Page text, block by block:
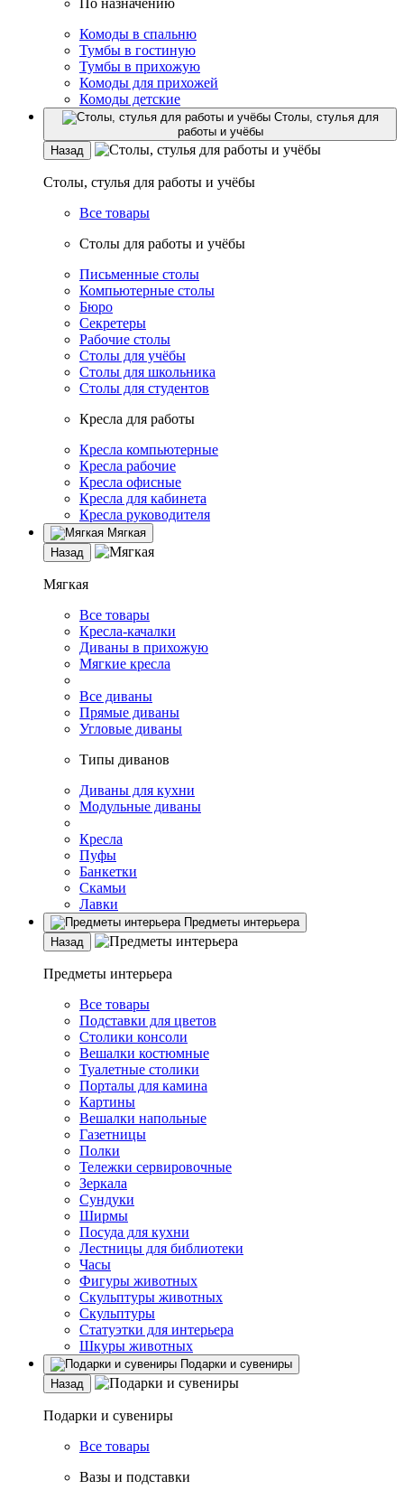
По назначению
Комоды в спальню
Тумбы в гостиную
Тумбы в прихожую
Комоды для прихожей
Комоды детские
Столы, стулья для
работы и учёбы
Назад
Столы, стулья для работы и учёбы
Все товары
Столы для работы и учёбы
Письменные столы
Компьютерные столы
Бюро
Секретеры
Рабочие столы
Столы для учёбы
Столы для школьника
Столы для студентов
Кресла для работы
Кресла компьютерные
Кресла рабочие
Кресла офисные
Кресла для кабинета
Кресла руководителя
Мягкая
Назад
Мягкая
Все товары
Кресла-качалки
Диваны в прихожую
Мягкие кресла
Все диваны
Прямые диваны
Угловые диваны
Типы диванов
Диваны для кухни
Модульные диваны
Кресла
Пуфы
Банкетки
Скамьи
Лавки
Предметы интерьера
Назад
Предметы интерьера
Все товары
Подставки для цветов
Столики консоли
Вешалки костюмные
Туалетные столики
Порталы для камина
Картины
Вешалки напольные
Газетницы
Полки
Тележки сервировочные
Зеркала
Сундуки
Ширмы
Посуда для кухни
Лестницы для библиотеки
Часы
Фигуры животных
Скульптуры животных
Скульптуры
Статуэтки для интерьера
Шкуры животных
Подарки и сувениры
Назад
Подарки и сувениры
Все товары
Вазы и подставки